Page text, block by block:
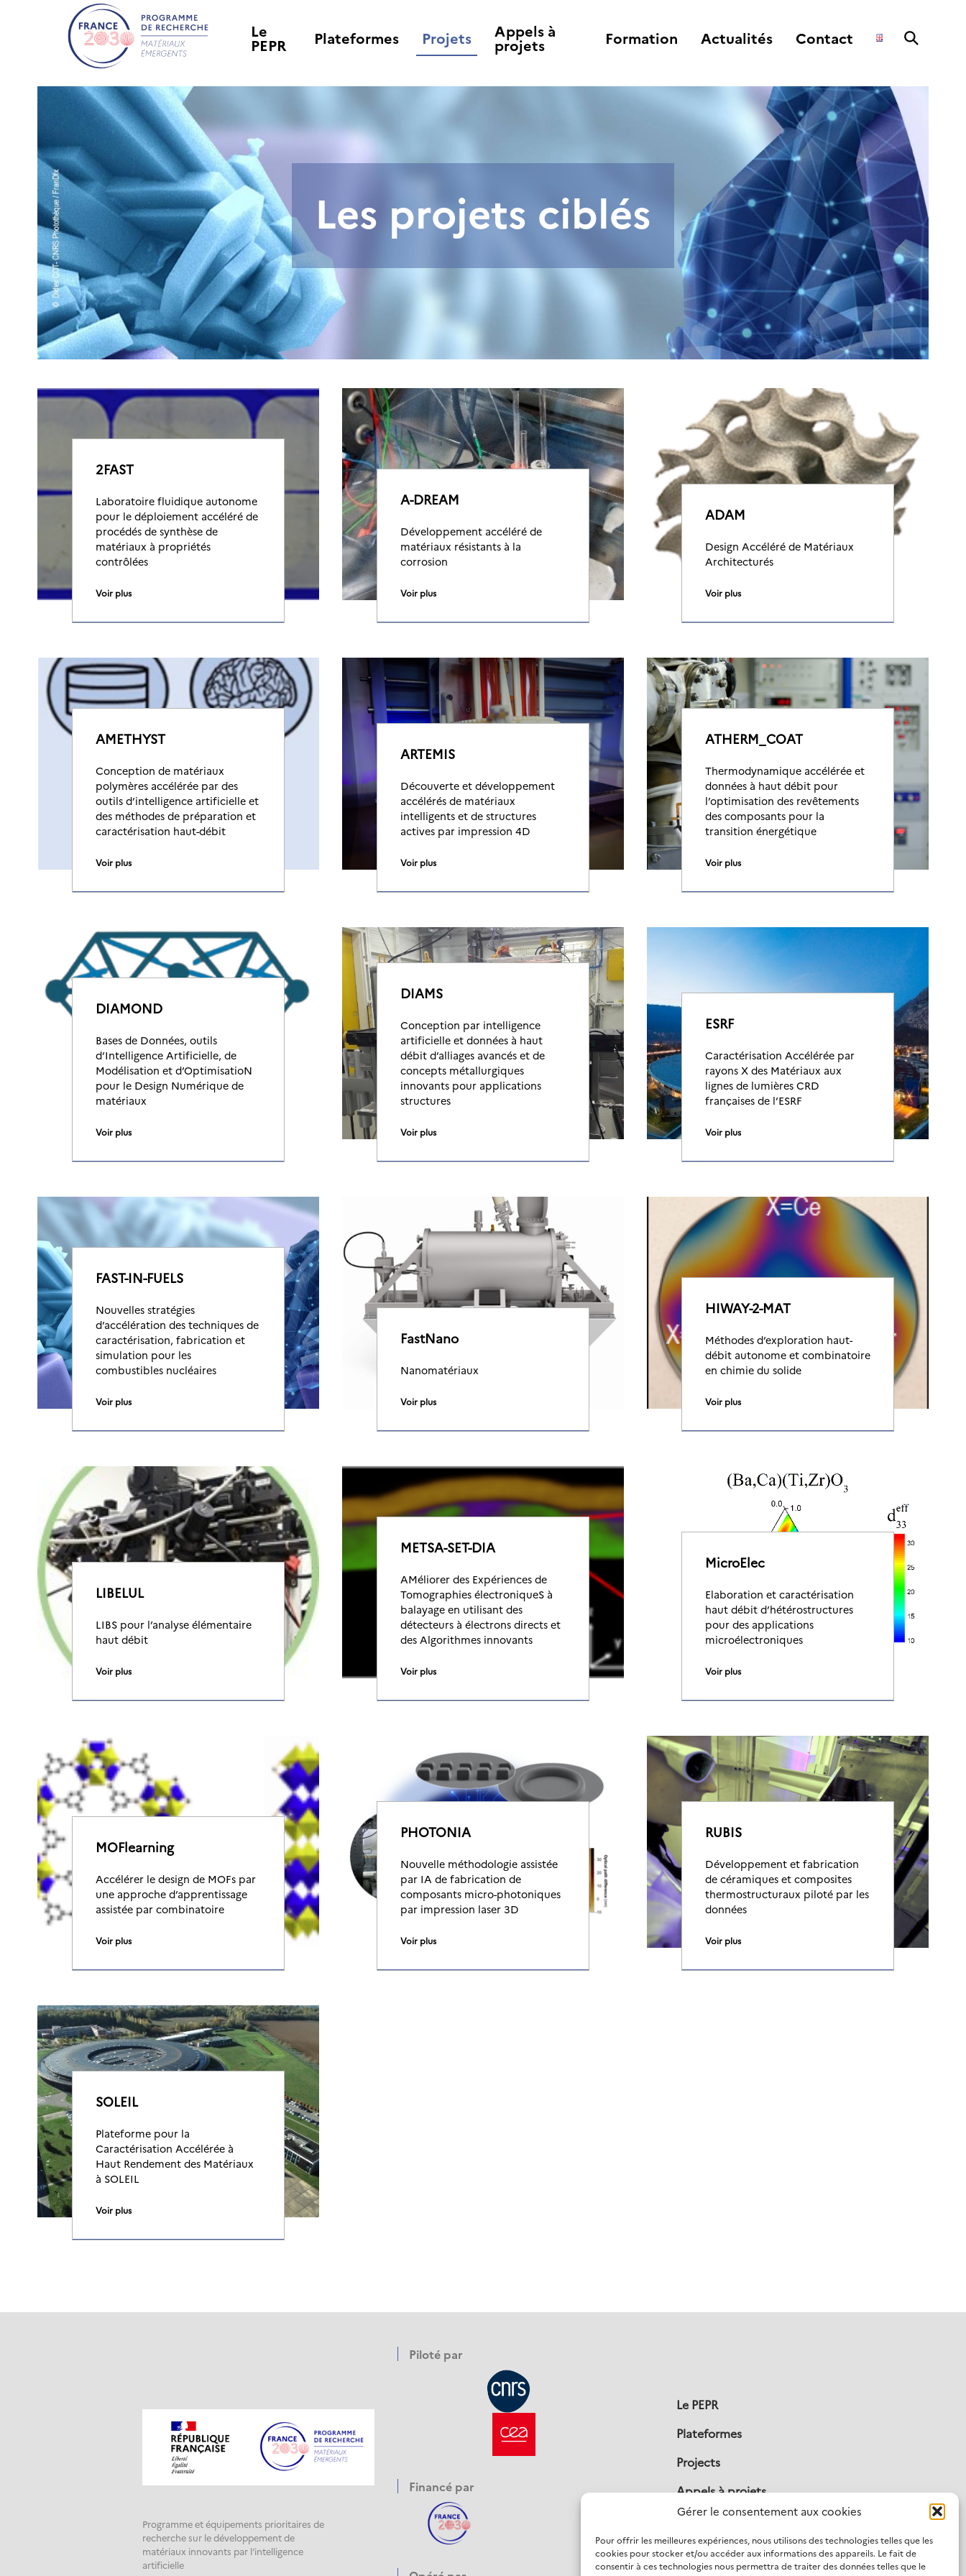
Gérer le consentement aux cookies
Pour offrir les meilleures expériences, nous utilisons des technologies telles que les
cookies pour stocker et/ou accéder aux informations des appareils. Le fait de
consentir à ces technologies nous permettra de traiter des données telles que le
Le
PEPR Plateformes Projets Appels à
projets Formation Actualités Contact
Les projets ciblés
2FAST
Laboratoire fluidique autonome
pour le déploiement accéléré de
procédés de synthèse de
matériaux à propriétés
contrôlées
Voir plus
A-DREAM
Développement accéléré de
matériaux résistants à la
corrosion
Voir plus
ADAM
Design Accéléré de Matériaux
Architecturés
Voir plus
AMETHYST
Conception de matériaux
polymères accélérée par des
outils d’intelligence artificielle et
des méthodes de préparation et
caractérisation haut-débit
Voir plus
ARTEMIS
Découverte et développement
accélérés de matériaux
intelligents et de structures
actives par impression 4D
Voir plus
ATHERM_COAT
Thermodynamique accélérée et
données à haut débit pour
l’optimisation des revêtements
des composants pour la
transition énergétique
Voir plus
DIAMOND
Bases de Données, outils
d’Intelligence Artificielle, de
Modélisation et d’OptimisatioN
pour le Design Numérique de
matériaux
Voir plus
DIAMS
Conception par intelligence
artificielle et données à haut
débit d’alliages avancés et de
concepts métallurgiques
innovants pour applications
structures
Voir plus
ESRF
Caractérisation Accélérée par
rayons X des Matériaux aux
lignes de lumières CRD
françaises de l’ESRF
Voir plus
FAST-IN-FUELS
Nouvelles stratégies
d’accélération des techniques de
caractérisation, fabrication et
simulation pour les
combustibles nucléaires
Voir plus
FastNano
Nanomatériaux
Voir plus
HIWAY-2-MAT
Méthodes d’exploration haut-
débit autonome et combinatoire
en chimie du solide
Voir plus
LIBELUL
LIBS pour l’analyse élémentaire
haut débit
Voir plus
METSA-SET-DIA
AMéliorer des Expériences de
Tomographies électroniqueS à
balayage en utilisant des
détecteurs à électrons directs et
des Algorithmes innovants
Voir plus
MicroElec
Elaboration et caractérisation
haut débit d’hétérostructures
pour des applications
microélectroniques
Voir plus
MOFlearning
Accélérer le design de MOFs par
une approche d’apprentissage
assistée par combinatoire
Voir plus
PHOTONIA
Nouvelle méthodologie assistée
par IA de fabrication de
composants micro-photoniques
par impression laser 3D
Voir plus
RUBIS
Développement et fabrication
de céramiques et composites
thermostructuraux piloté par les
données
Voir plus
SOLEIL
Plateforme pour la
Caractérisation Accélérée à
Haut Rendement des Matériaux
à SOLEIL
Voir plus
Programme et équipements prioritaires de
recherche sur le développement de
matériaux innovants par l’intelligence
artificielle
Piloté par
Financé par
Le PEPR
Plateformes
Projects
Appels à projets
Publications
Actualités